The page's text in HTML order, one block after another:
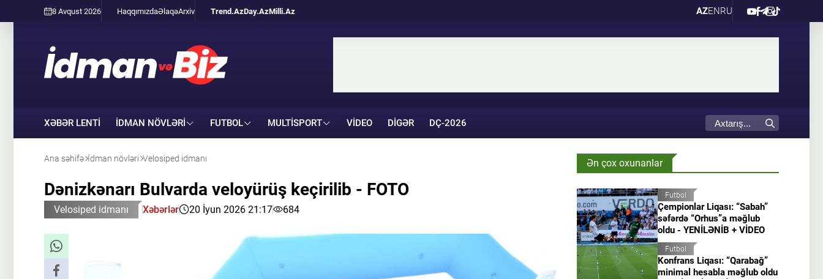
8 Avqust 2026 HaqqımızdaƏlaqəArxiv Trend.AzDay.AzMilli.Az AZENRU
XƏBƏR LENTİ İDMAN NÖVLƏRI FUTBOL MULTISPORT VIDEO DIGƏR DÇ-2026
Ana səhifə İdman növləri Velosiped idmanı
Dənizkənarı Bulvarda veloyürüş keçirilib - FOTO
Velosiped idmanı Xəbərlər 20 İyun 2026 21:17 684
Ən çox oxunanlar
Futbol
Çempionlar Liqası: “Sabah”
səfərdə “Orhus”a məğlub
oldu - YENİLƏNİB + VİDEO
Futbol
Konfrans Liqası: “Qarabağ”
minimal hesabla məğlub oldu